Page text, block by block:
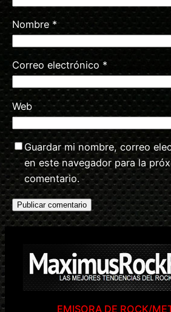
Nombre *
Correo electrónico *
Web
Guardar mi nombre, correo
en este navegador para la
comentario.
EMISORA DE ROCK/